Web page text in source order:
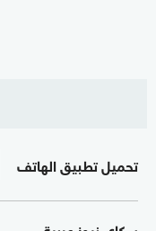
تحميل تطبيق الهاتف